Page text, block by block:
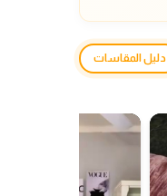
دليل المقاسات